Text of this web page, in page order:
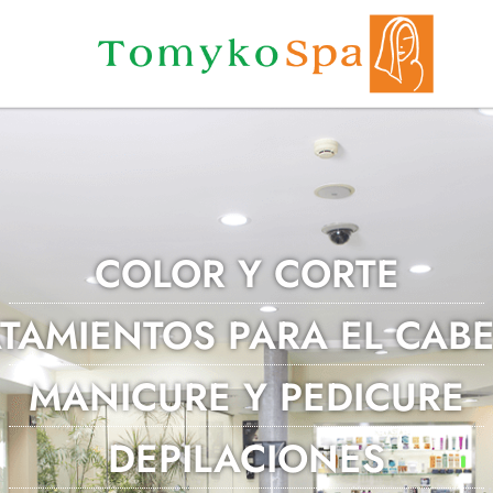
COLOR Y CORTE
PARA EL
MANICURE Y PEDICURE
DEPILACIONES